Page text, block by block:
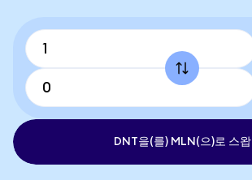
DNT을(를) MLN(으)로 스왑